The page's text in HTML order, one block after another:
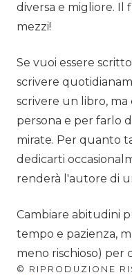
diversa e migliore. Il
mezzi!
Se vuoi essere
scrivere
scrivere un libro,
persona e per farlo
mirate. Per quanto
dedicarti
renderà l'autore di
Cambiare abitudini
tempo e pazienza,
meno rischioso) per
© RIPRODUZIONE